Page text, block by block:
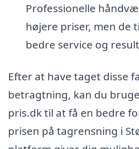
Professionelle
højere priser, men de
bedre service og
Efter at have taget disse
betragtning, kan du
pris.dk til at få en bedre
prisen på tagrensning i